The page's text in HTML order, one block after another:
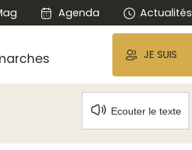
Agenda Actualités
JE SUIS
Ecouter le texte